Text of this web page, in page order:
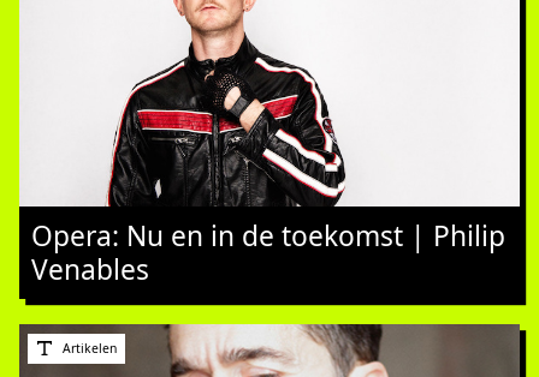
Opera: Nu en in de toekomst | Philip
Venables
Artikelen